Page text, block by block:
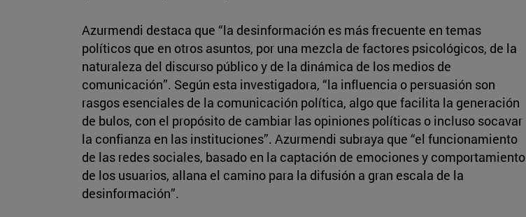
Azurmendi destaca que “la desinformación es más frecuente en temas
políticos que en otros asuntos, por una mezcla de factores psicológicos, de la
naturaleza del discurso público y de la dinámica de los medios de
comunicación”. Según esta investigadora, “la influencia o persuasión son
rasgos esenciales de la comunicación política, algo que facilita la generación
de bulos, con el propósito de cambiar las opiniones políticas o incluso socavar
la confianza en las instituciones”. Azurmendi subraya que “el funcionamiento
de las redes sociales, basado en la captación de emociones y comportamiento
de los usuarios, allana el camino para la difusión a gran escala de la
desinformación”.